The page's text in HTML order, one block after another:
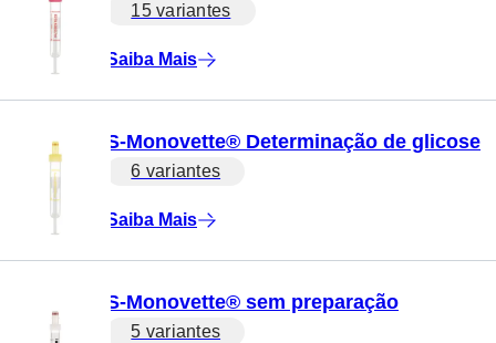
15 variantes
Saiba Mais
S-Monovette® Determinação de glicose
6 variantes
Saiba Mais
S-Monovette® sem preparação
5 variantes